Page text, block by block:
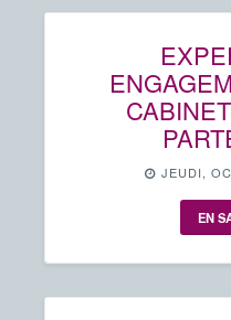
JEUDI,
EN